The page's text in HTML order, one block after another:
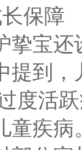
保障
挚宝
提到
度活
疾病